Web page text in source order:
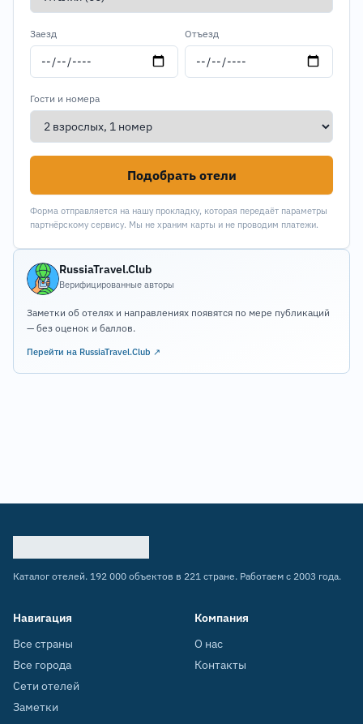
Заезд Отъезд
Гости и номера
Подобрать отели
Форма отправляется на нашу прокладку, которая передаёт параметры
партнёрскому сервису. Мы не храним карты и не проводим платежи.
RussiaTravel.Club
Верифицированные авторы
Заметки об отелях и направлениях появятся по мере публикаций
— без оценок и баллов.
Перейти на RussiaTravel.Club ↗
Каталог отелей. 192 000 объектов в 221 стране. Работаем с 2003 года.
Навигация
Все страны
Все города
Сети отелей
Заметки
Компания
О нас
Контакты